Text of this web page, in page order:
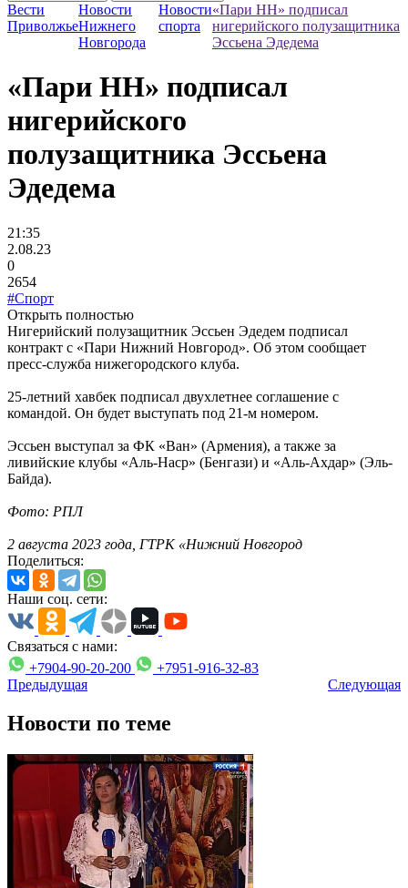
Вести
Приволжье
Новости
Нижнего
Новгорода
Новости
спорта
«Пари НН» подписал
нигерийского полузащитника
Эссьена Эдедема
«Пари НН» подписал
нигерийского
полузащитника Эссьена
Эдедема
21:35
2.08.23
0
2654
#Спорт
Открыть полностью
Нигерийский полузащитник Эссьен Эдедем подписал
контракт с «Пари Нижний Новгород». Об этом сообщает
пресс-служба нижегородского клуба.
25-летний хавбек подписал двухлетнее соглашение с
командой. Он будет выступать под 21-м номером.
Эссьен выступал за ФК «Ван» (Армения), а также за
ливийские клубы «Аль-Наср» (Бенгази) и «Аль-Ахдар» (Эль-
Байда).
Фото: РПЛ
2 августа 2023 года, ГТРК «Нижний Новгород
Поделиться:
Наши соц. сети:
Связаться с нами:
+7904-90-20-200
+7951-916-32-83
Предыдущая
Следующая
Новости по теме